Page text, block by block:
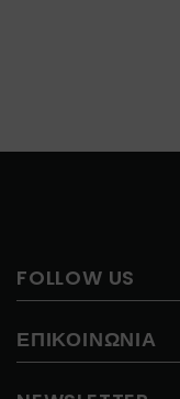
FOLLOW US
ΕΠΙΚΟΙΝΩΝΊΑ